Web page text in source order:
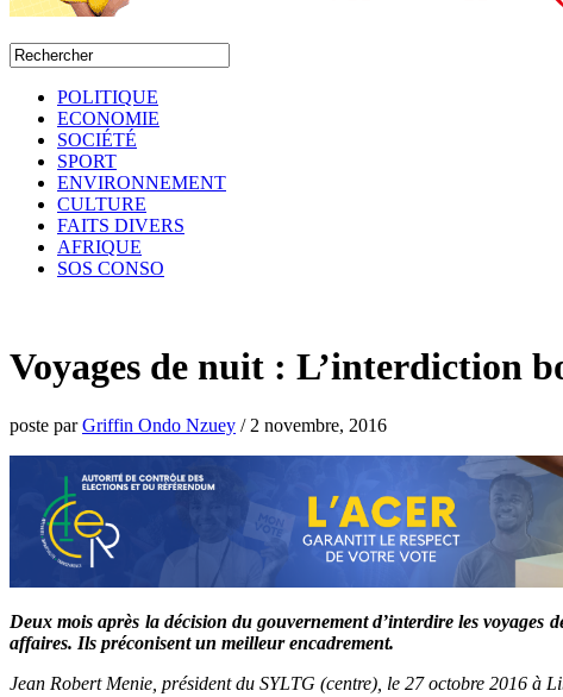
POLITIQUE
ECONOMIE
SOCIÉTÉ
SPORT
ENVIRONNEMENT
CULTURE
FAITS DIVERS
AFRIQUE
SOS CONSO
Voyages de nuit : L’interdiction
poste parGriffin Ondo Nzuey / 2 novembre, 2016
Deux mois après la décision du gouvernement d’interdire les voyages
affaires. Ils préconisent un meilleur encadrement.
Jean Robert Menie, président du SYLTG (centre), le 27 octobre 2016 à